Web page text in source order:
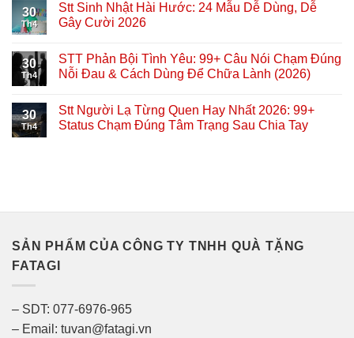
30
Th4
Stt Sinh Nhật Hài Hước: 24 Mẫu Dễ Dùng, Dễ
Gây Cười 2026
30
Th4
STT Phản Bội Tình Yêu: 99+ Câu Nói Chạm Đúng
Nỗi Đau & Cách Dùng Để Chữa Lành (2026)
30
Th4
Stt Người Lạ Từng Quen Hay Nhất 2026: 99+
Status Chạm Đúng Tâm Trạng Sau Chia Tay
SẢN PHẨM CỦA CÔNG TY TNHH QUÀ TẶNG
FATAGI
– SDT: 077-6976-965
– Email: tuvan@fatagi.vn